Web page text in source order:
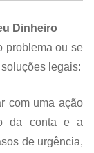
Dinheiro
problema ou se
legais:
com uma ação
da conta e a
de urgência,